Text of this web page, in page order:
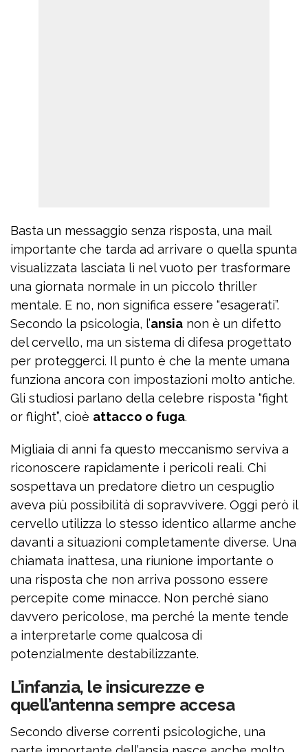
Basta un messaggio senza risposta, una mail
importante che tarda ad arrivare o quella spunta
visualizzata lasciata lì nel vuoto per trasformare
una giornata normale in un piccolo thriller
mentale. E no, non significa essere “esagerati”.
Secondo la psicologia, l’ansia non è un difetto
del cervello, ma un sistema di difesa progettato
per proteggerci. Il punto è che la mente umana
funziona ancora con impostazioni molto antiche.
Gli studiosi parlano della celebre risposta “fight
or flight”, cioè attacco o fuga.
Migliaia di anni fa questo meccanismo serviva a
riconoscere rapidamente i pericoli reali. Chi
sospettava un predatore dietro un cespuglio
aveva più possibilità di sopravvivere. Oggi però il
cervello utilizza lo stesso identico allarme anche
davanti a situazioni completamente diverse. Una
chiamata inattesa, una riunione importante o
una risposta che non arriva possono essere
percepite come minacce. Non perché siano
davvero pericolose, ma perché la mente tende
a interpretarle come qualcosa di
potenzialmente destabilizzante.
L’infanzia, le insicurezze e
quell’antenna sempre accesa
Secondo diverse correnti psicologiche, una